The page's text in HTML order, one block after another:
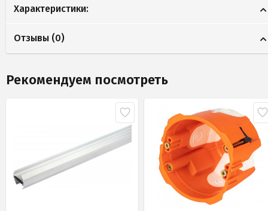
Характеристики:
Отзывы (0)
Рекомендуем посмотреть